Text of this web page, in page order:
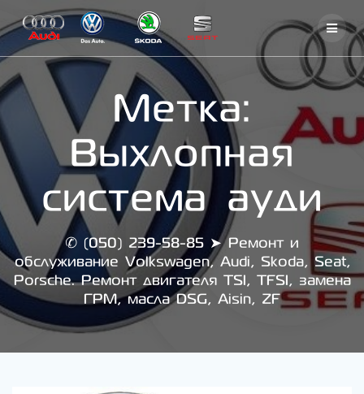
content
Метка:
Выхлопная
система ауди
✆ (050) 239-58-85 ➤ Ремонт и
обслуживание Volkswagen, Audi, Skoda, Seat,
Porsche. Ремонт двигателя TSI, TFSI, замена
ГРМ, масла DSG, Aisin, ZF